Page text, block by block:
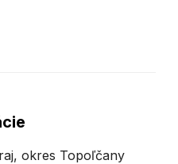
okres Topoľčany